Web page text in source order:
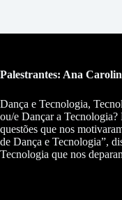
Palestrantes: Ana
Dança e Tecnologia,
ou/e Dançar a Tecnologia?
questões que nos
de Dança e Tecnologia”,
Tecnologia que nos